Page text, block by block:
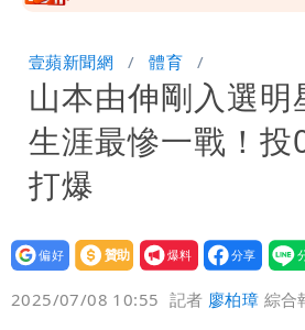
驚：戰局變五五波
白海豚颱風攪局父親節
紫」
女律師詐慈濟10億 坐
接案！同業酸：我輩楷
明金成離世留下雙胞
段對話催淚
演習登場！搭雙鐵、航
看
慈濟遭詐10.6億！網紅
壹蘋新聞網 體育
山本由伸剛入選明
生涯最慘一戰！投
打爆
設為
贊助
我要
爆料
2025/07/08 10:55 記者 廖柏璋 綜合